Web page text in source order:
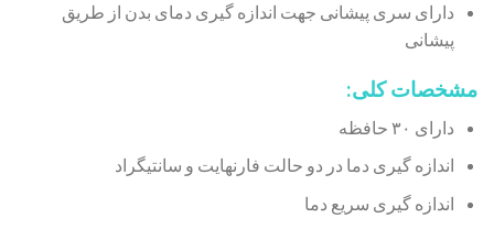
دارای سری پیشانی جهت اندازه گیری دمای بدن از طریق
پیشانی
مشخصات کلی:
دارای ۳۰ حافظه
اندازه گیری دما در دو حالت فارنهایت و سانتیگراد
اندازه گیری سریع دما